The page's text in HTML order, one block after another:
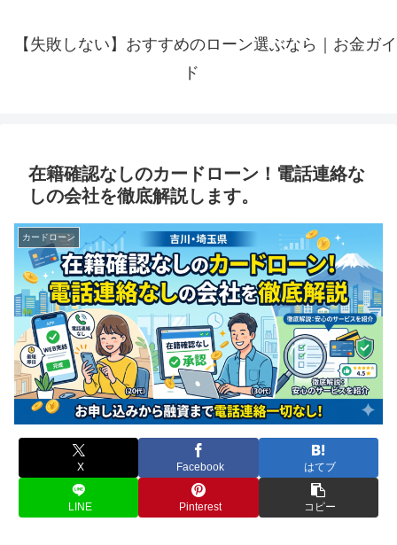
【失敗しない】おすすめのローン選ぶなら｜お金ガイ
ド
在籍確認なしのカードローン！電話連絡な
しの会社を徹底解説します。
カードローン
X Facebook はてブ
LINE Pinterest コピー